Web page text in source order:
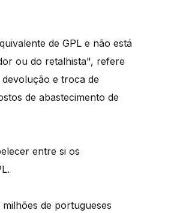
de GPL e não está
ou do retalhista", refere
e troca de
de abastecimento de
entre si os
de portugueses